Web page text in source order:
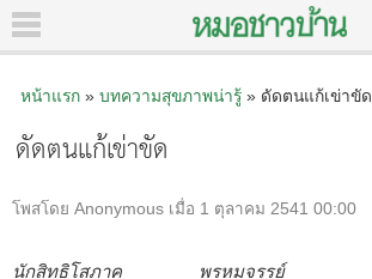
หน้าแรก» บทความสุขภาพน่ารู้» ดัดตนแก้เข่าขัด
ดัดตนแก้เข่าขัด
โพสโดย Anonymous เมื่อ 1 ตุลาคม 2541 00:00
นักสิทธิโสภาค พรหมจรรย์